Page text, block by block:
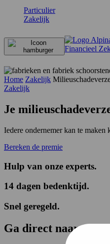
Particulier
Zakelijk
Home Zakelijk
Zakelijk
Je
Iedere ondernemer kan te
Bereken de premie
Hulp van onze experts.
14 dagen bedenktijd.
Snel geregeld.
Ga direct naar